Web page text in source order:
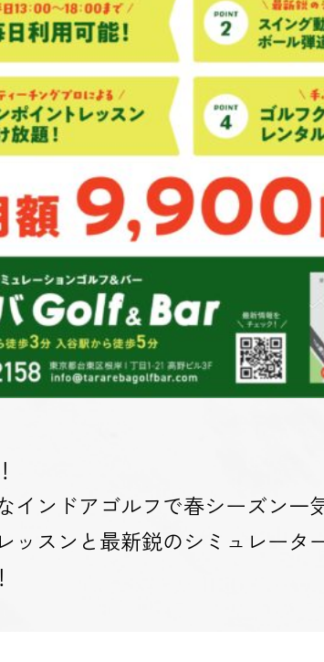
インドアゴルフで春シーズン一
ッスンと最新鋭のシミュレータ